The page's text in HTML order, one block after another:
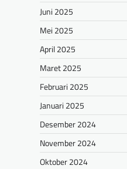
Juni 2025
Mei 2025
April 2025
Maret 2025
Februari 2025
Januari 2025
Desember 2024
November 2024
Oktober 2024